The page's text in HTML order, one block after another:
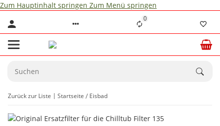
Zum Hauptinhalt springen Zum Menü springen
0
Zurück zur Liste Startseite Eisbad